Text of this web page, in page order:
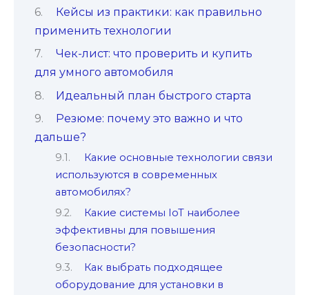
Кейсы из практики: как правильно
применить технологии
Чек-лист: что проверить и купить
для умного автомобиля
Идеальный план быстрого старта
Резюме: почему это важно и что
дальше?
Какие основные технологии связи
используются в современных
автомобилях?
Какие системы IoT наиболее
эффективны для повышения
безопасности?
Как выбрать подходящее
оборудование для установки в